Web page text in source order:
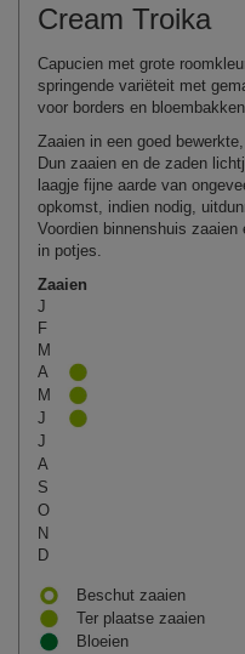
Cream Troika
Capucien met grote
springende variëteit met
voor borders en bloembakken.
Zaaien in een goed
Dun zaaien en de zaden
laagje fijne aarde van
opkomst, indien nodig,
Voordien binnenshuis
in potjes.
Zaaien
J
F
M
A
M
J
J
A
S
O
N
D
Beschut zaaien
Ter plaatse zaaien
Bloeien